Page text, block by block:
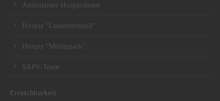
Ambulanter Hospizdienst
Hospiz "Luisendomizil"
Hospiz "Müritzpark"
SAPV-Team
Erreichbarkeit